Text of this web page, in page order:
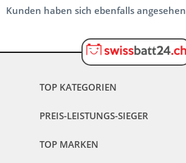
Kunden haben sich ebenfalls angesehen
TOP KATEGORIEN
PREIS-LEISTUNGS-SIEGER
TOP MARKEN